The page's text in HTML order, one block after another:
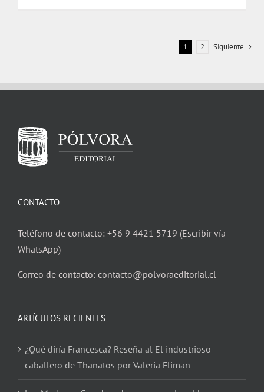
1 2 Siguiente
CONTACTO
Teléfono de contacto: +56 9 4421 5719 (Escribir vía
WhatsApp)
Correo de contacto: contacto@polvoraeditorial.cl
ARTÍCULOS RECIENTES
¿Qué diría Francesca? Reseña al El industrioso
caballero de Thanatos por Valeria Fliman